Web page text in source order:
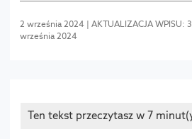
2 września 2024 | AKTUALIZACJA WPISU: 3
września 2024